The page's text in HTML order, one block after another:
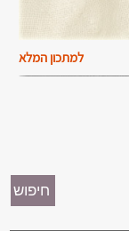
למתכון המלא